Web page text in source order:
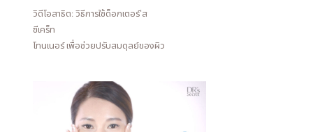
วิดีโอสาธิต: วิธีการใช้ด็อกเตอร์'ส
ซีเคร็ท
โทนเนอร์ เพื่อช่วยปรับสมดุลย์ของผิว